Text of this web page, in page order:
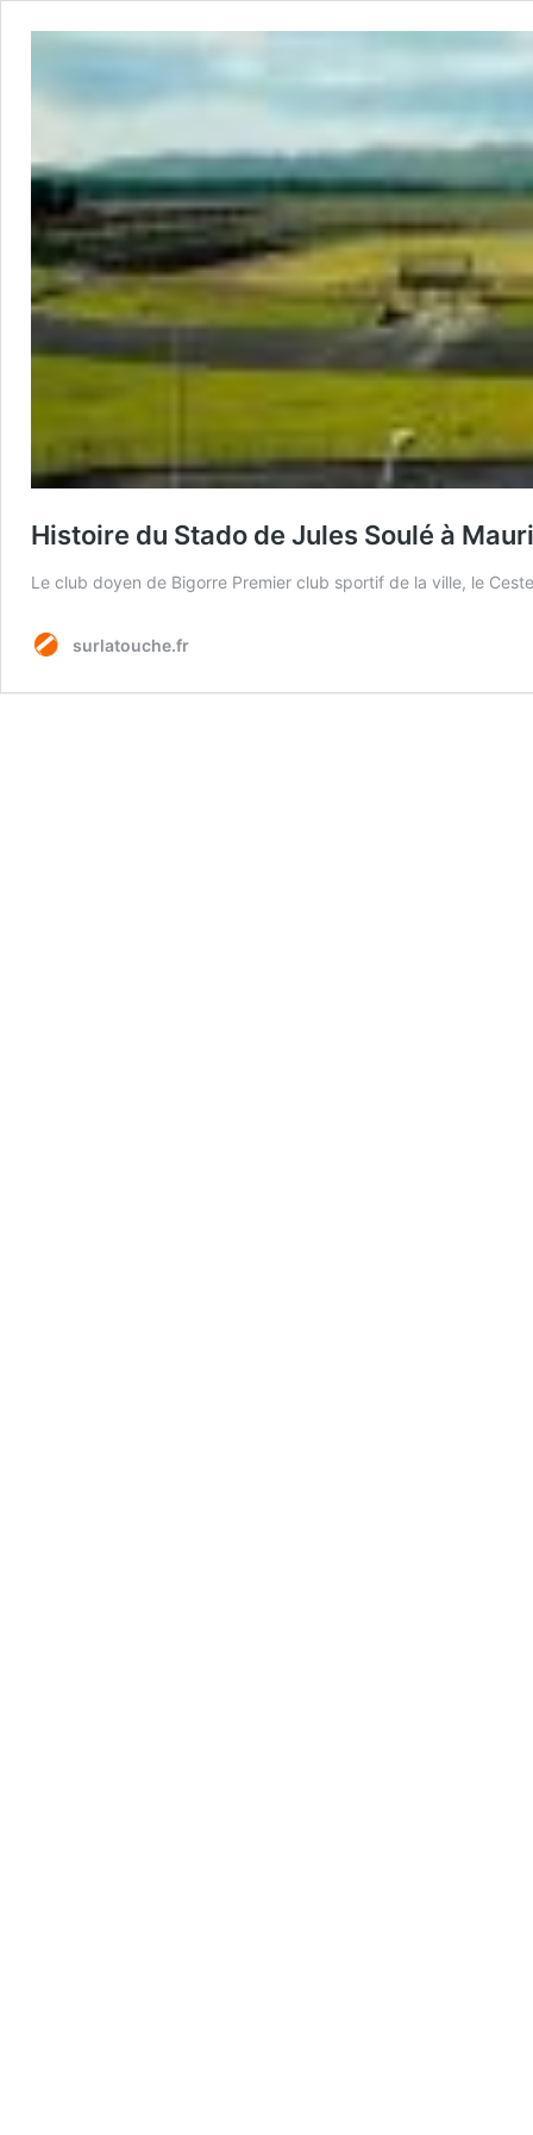
Histoire du Stado de Jules Soulé à
Le club doyen de Bigorre Premier club sportif de la ville, le
surlatouche.fr